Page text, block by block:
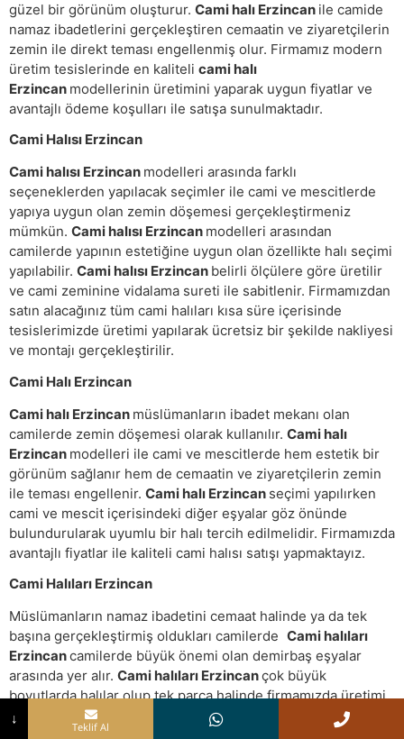
güzel bir görünüm oluşturur. Cami halı Erzincan ile camide
namaz ibadetlerini gerçekleştiren cemaatin ve ziyaretçilerin
zemin ile direkt teması engellenmiş olur. Firmamız modern
üretim tesislerinde en kaliteli cami halı
Erzincan modellerinin üretimini yaparak uygun fiyatlar ve
avantajlı ödeme koşulları ile satışa sunulmaktadır.
Cami Halısı Erzincan
Cami halısı Erzincan modelleri arasında farklı
seçeneklerden yapılacak seçimler ile cami ve mescitlerde
yapıya uygun olan zemin döşemesi gerçekleştirmeniz
mümkün. Cami halısı Erzincan modelleri arasından
camilerde yapının estetiğine uygun olan özellikte halı seçimi
yapılabilir. Cami halısı Erzincan belirli ölçülere göre üretilir
ve cami zeminine vidalama sureti ile sabitlenir. Firmamızdan
satın alacağınız tüm cami halıları kısa süre içerisinde
tesislerimizde üretimi yapılarak ücretsiz bir şekilde nakliyesi
ve montajı gerçekleştirilir.
Cami Halı Erzincan
Cami halı Erzincan müslümanların ibadet mekanı olan
camilerde zemin döşemesi olarak kullanılır. Cami halı
Erzincan modelleri ile cami ve mescitlerde hem estetik bir
görünüm sağlanır hem de cemaatin ve ziyaretçilerin zemin
ile teması engellenir. Cami halı Erzincan seçimi yapılırken
cami ve mescit içerisindeki diğer eşyalar göz önünde
bulundurularak uyumlu bir halı tercih edilmelidir. Firmamızda
avantajlı fiyatlar ile kaliteli cami halısı satışı yapmaktayız.
Cami Halıları Erzincan
Müslümanların namaz ibadetini cemaat halinde ya da tek
başına gerçekleştirmiş oldukları camilerde Cami halıları
Erzincancamilerde büyük önemi olan demirbaş eşyalar
arasında yer alır. Cami halıları Erzincançok büyük
boyutlarda halılar olup tek parça halinde firmamızda üretimi
yapılır. Cami halısının üretimi yapılmadan önce profesyonel
ekibimiz tarafından Cami içerisinde keşif yapılarak duvardan
↓
Teklif Al